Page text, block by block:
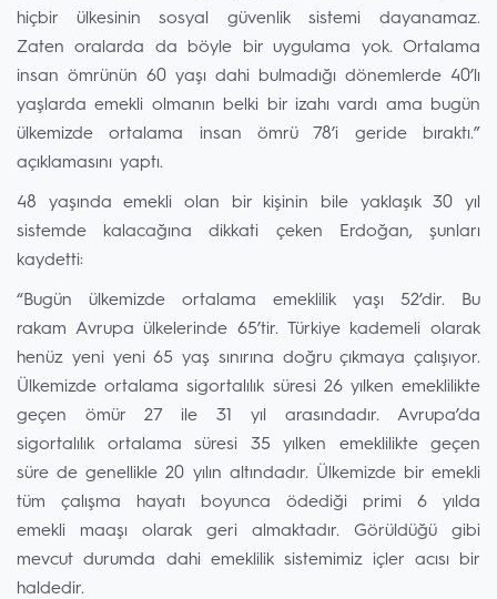
hiçbir ülkesinin sosyal güvenlik sistemi dayanamaz.
Zaten oralarda da böyle bir uygulama yok. Ortalama
insan ömrünün 60 yaşı dahi bulmadığı dönemlerde 40’lı
yaşlarda emekli olmanın belki bir izahı vardı ama bugün
ülkemizde ortalama insan ömrü 78’i geride bıraktı.”
açıklamasını yaptı.
48 yaşında emekli olan bir kişinin bile yaklaşık 30 yıl
sistemde kalacağına dikkati çeken Erdoğan, şunları
kaydetti:
“Bugün ülkemizde ortalama emeklilik yaşı 52’dir. Bu
rakam Avrupa ülkelerinde 65’tir. Türkiye kademeli olarak
henüz yeni yeni 65 yaş sınırına doğru çıkmaya çalışıyor.
Ülkemizde ortalama sigortalılık süresi 26 yılken emeklilikte
geçen ömür 27 ile 31 yıl arasındadır. Avrupa’da
sigortalılık ortalama süresi 35 yılken emeklilikte geçen
süre de genellikle 20 yılın altındadır. Ülkemizde bir emekli
tüm çalışma hayatı boyunca ödediği primi 6 yılda
emekli maaşı olarak geri almaktadır. Görüldüğü gibi
mevcut durumda dahi emeklilik sistemimiz içler acısı bir
haldedir.